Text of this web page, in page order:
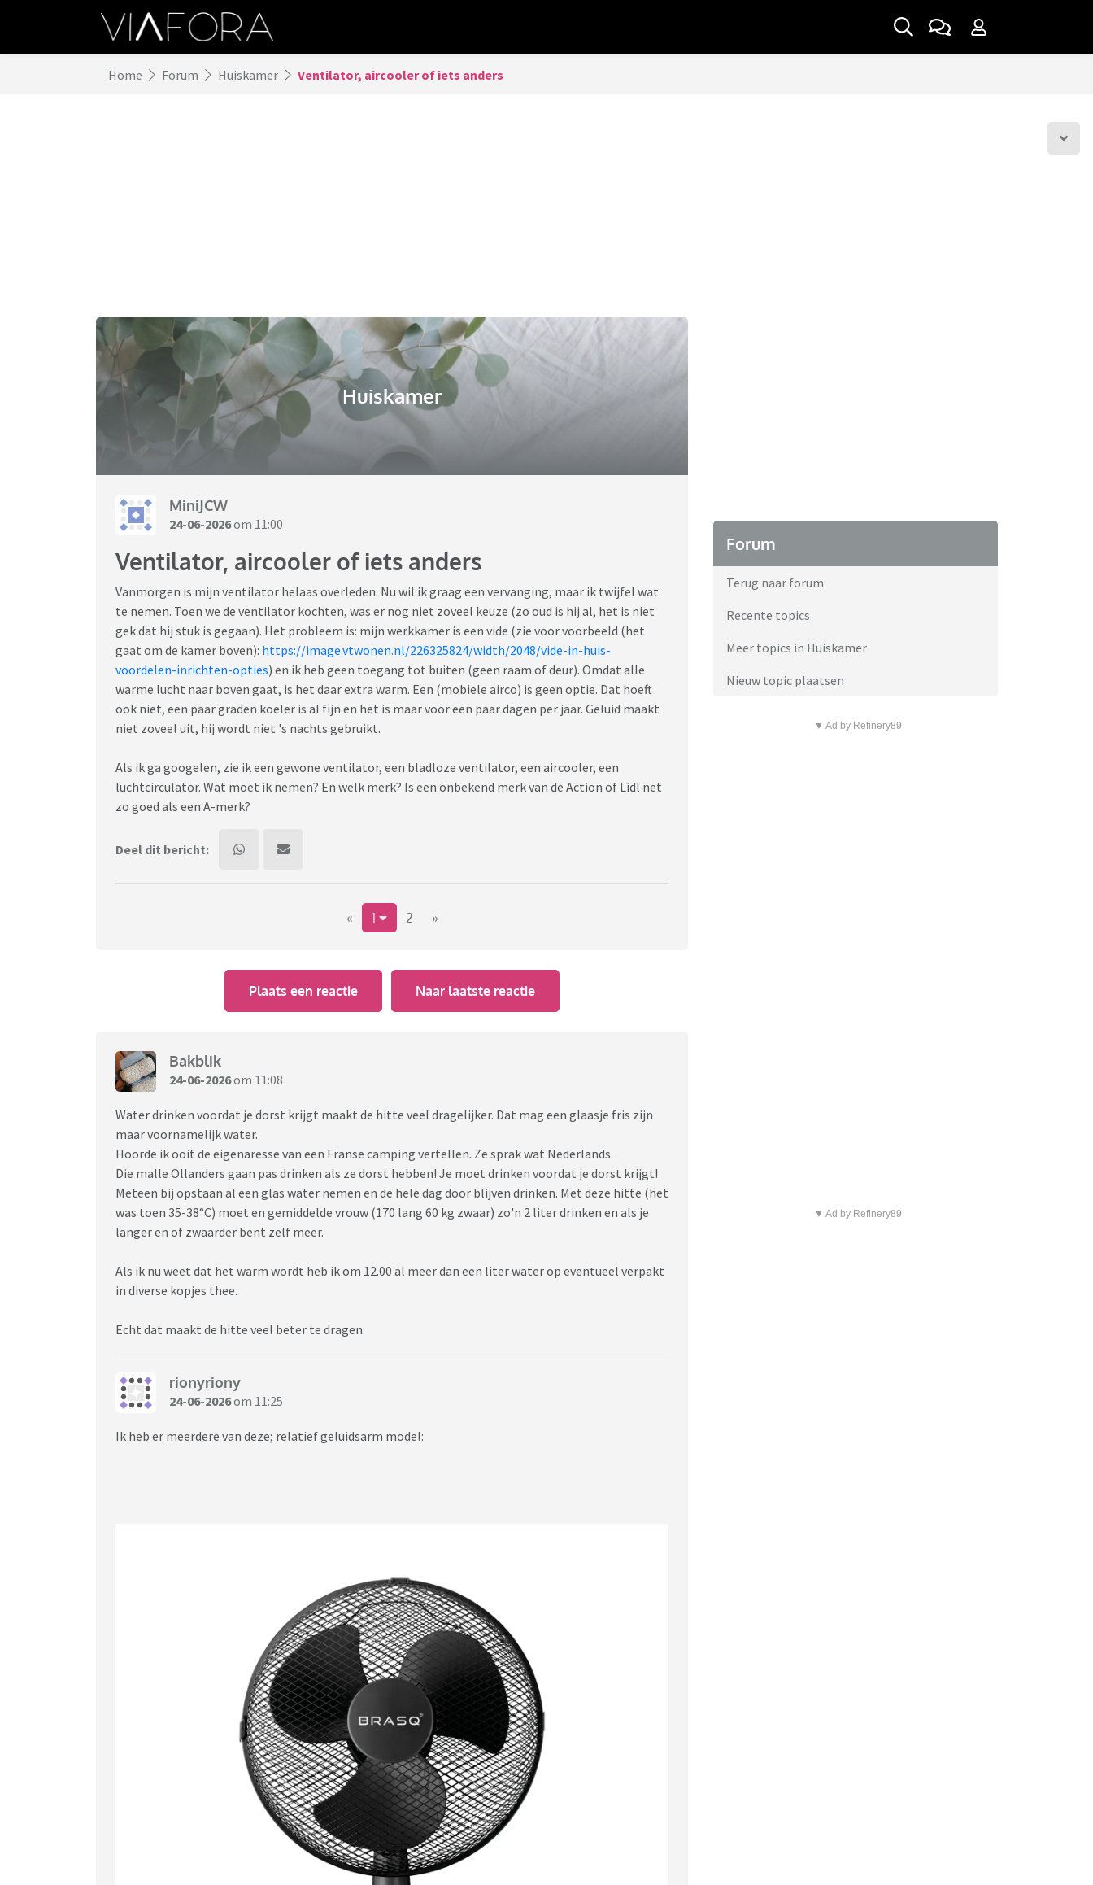
Home Forum Huiskamer Ventilator, aircooler of iets anders
Huiskamer
MiniJCW
24-06-2026om 11:00
Ventilator, aircooler of iets anders
Vanmorgen is mijn ventilator helaas overleden. Nu wil ik graag een vervanging, maar ik twijfel wat
te nemen. Toen we de ventilator kochten, was er nog niet zoveel keuze (zo oud is hij al, het is niet
gek dat hij stuk is gegaan). Het probleem is: mijn werkkamer is een vide (zie voor voorbeeld (het
gaat om de kamer boven): https://image.vtwonen.nl/226325824/width/2048/vide-in-huis-
voordelen-inrichten-opties) en ik heb geen toegang tot buiten (geen raam of deur). Omdat alle
warme lucht naar boven gaat, is het daar extra warm. Een (mobiele airco) is geen optie. Dat hoeft
ook niet, een paar graden koeler is al fijn en het is maar voor een paar dagen per jaar. Geluid maakt
niet zoveel uit, hij wordt niet 's nachts gebruikt.
Als ik ga googelen, zie ik een gewone ventilator, een bladloze ventilator, een aircooler, een
luchtcirculator. Wat moet ik nemen? En welk merk? Is een onbekend merk van de Action of Lidl net
zo goed als een A-merk?
Deel dit bericht:
« 1 2 »
Plaats een reactie Naar laatste reactie
Bakblik
24-06-2026om 11:08
Water drinken voordat je dorst krijgt maakt de hitte veel dragelijker. Dat mag een glaasje fris zijn
maar voornamelijk water.
Hoorde ik ooit de eigenaresse van een Franse camping vertellen. Ze sprak wat Nederlands.
Die malle Ollanders gaan pas drinken als ze dorst hebben! Je moet drinken voordat je dorst krijgt!
Meteen bij opstaan al een glas water nemen en de hele dag door blijven drinken. Met deze hitte (het
was toen 35-38°C) moet en gemiddelde vrouw (170 lang 60 kg zwaar) zo'n 2 liter drinken en als je
langer en of zwaarder bent zelf meer.
Als ik nu weet dat het warm wordt heb ik om 12.00 al meer dan een liter water op eventueel verpakt
in diverse kopjes thee.
Echt dat maakt de hitte veel beter te dragen.
rionyriony
24-06-2026om 11:25
Ik heb er meerdere van deze; relatief geluidsarm model:
Forum
Terug naar forum
Recente topics
Meer topics in Huiskamer
Nieuw topic plaatsen
▼ Ad by Refinery89
▼ Ad by Refinery89